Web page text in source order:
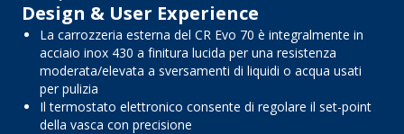
Design & User Experience
La carrozzeria esterna del CR Evo 70 è integralmente in
acciaio inox 430 a finitura lucida per una resistenza
moderata/elevata a sversamenti di liquidi o acqua usati
per pulizia
Il termostato elettronico consente di regolare il set-point
della vasca con precisione